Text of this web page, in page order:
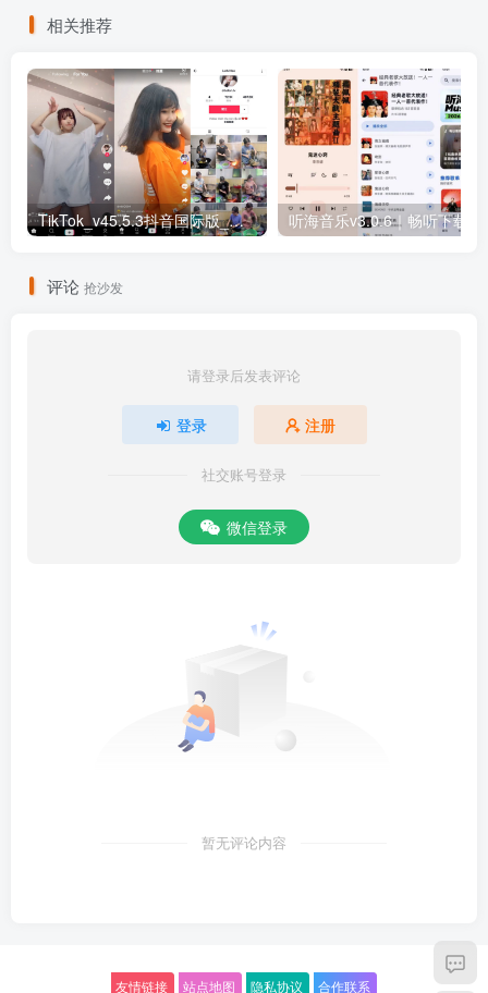
相关推荐
TikTok_v45.5.3抖音国际版_免拔卡解锁全球版
评论 抢沙发
请登录后发表评论
登录 注册
社交账号登录
微信登录
暂无评论内容
友情链接 站点地图 隐私协议 合作联系